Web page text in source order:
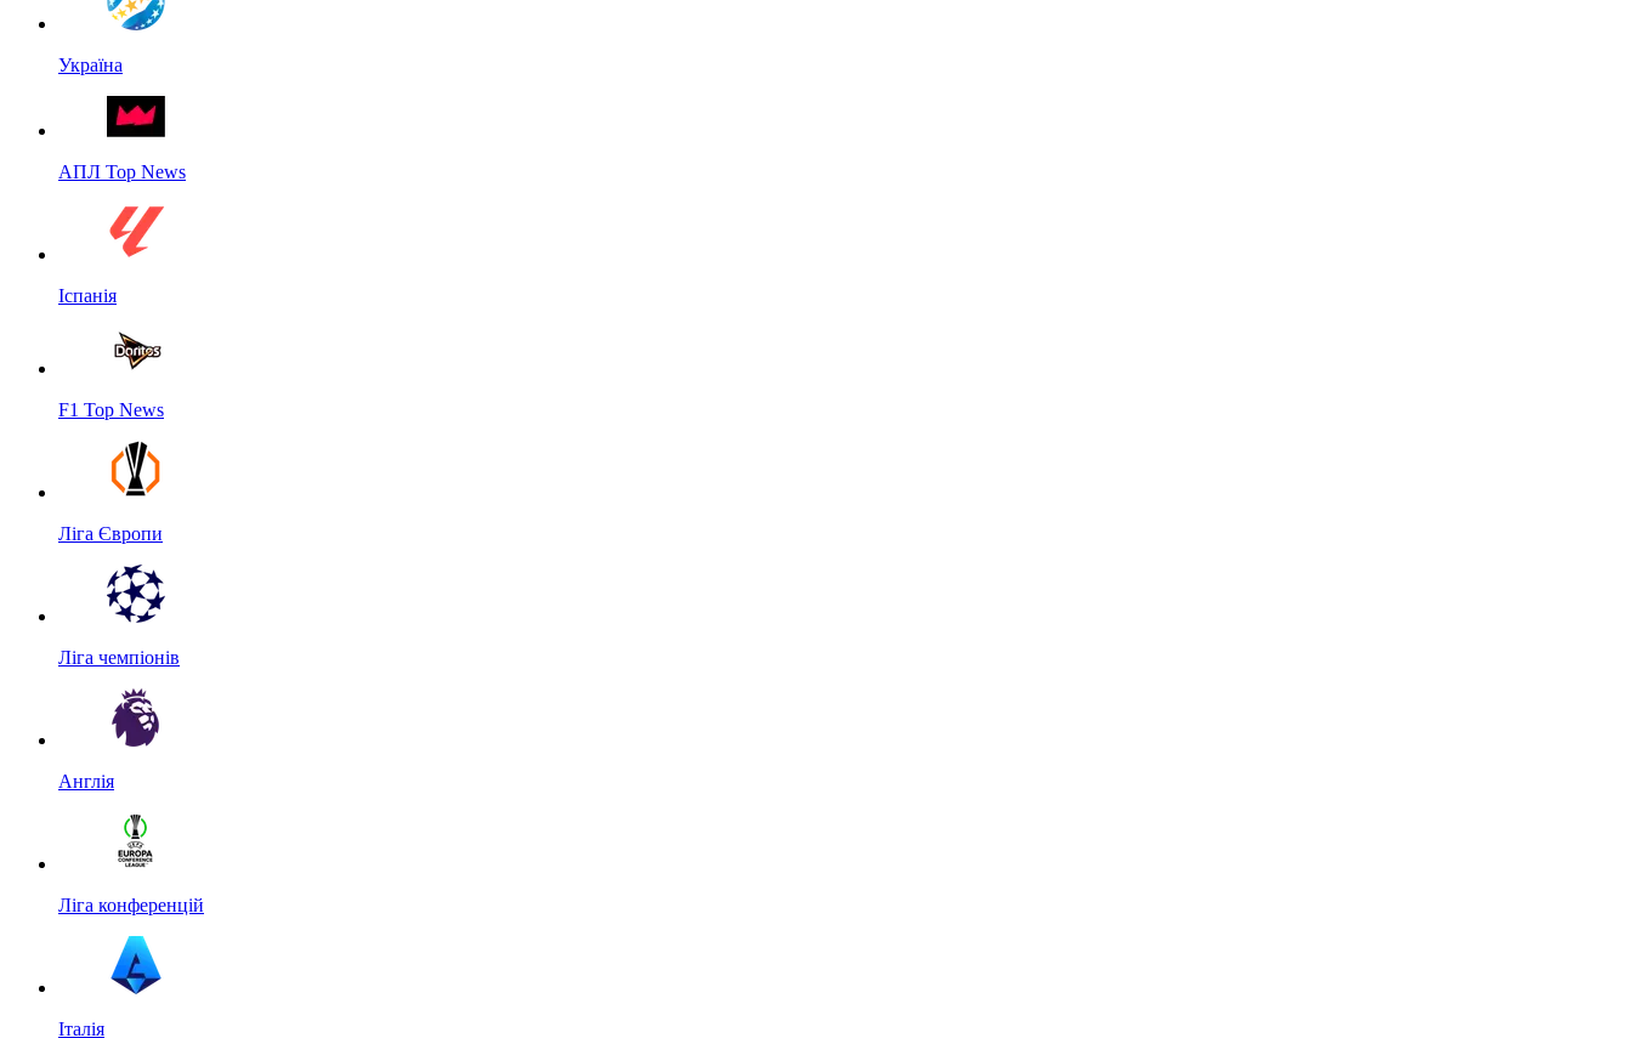
Україна
АПЛ Top News
Іспанія
F1 Top News
Ліга Європи
Ліга чемпіонів
Англія
Ліга конференцій
Італія